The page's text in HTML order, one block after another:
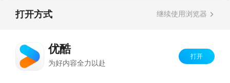
打开方式 继续使用浏览器
优酷
为好内容全力以赴
打开